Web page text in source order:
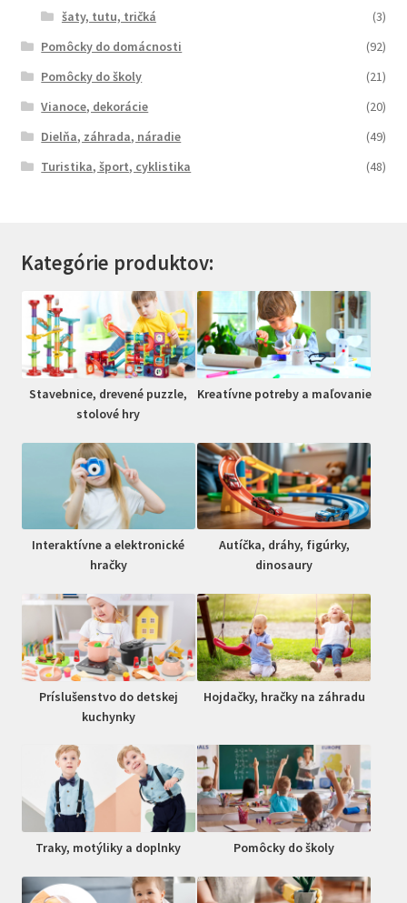
šaty, tutu, tričká
(3)
Pomôcky do domácnosti
(92)
Pomôcky do školy
(21)
Vianoce, dekorácie
(20)
Dielňa, záhrada, náradie
(49)
Turistika, šport, cyklistika
(48)
Kategórie produktov:
Stavebnice, drevené puzzle,
stolové hry
Kreatívne potreby a maľovanie
Interaktívne a elektronické
hračky
Autíčka, dráhy, figúrky,
dinosaury
Príslušenstvo do detskej
kuchynky
Hojdačky, hračky na záhradu
Traky, motýliky a doplnky Pomôcky do školy